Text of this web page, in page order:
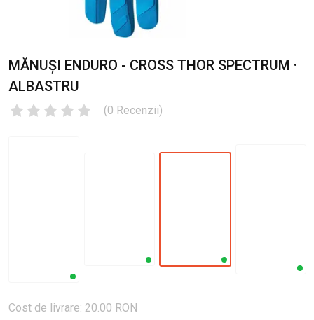
MĂNUȘI ENDURO - CROSS THOR SPECTRUM ·
ALBASTRU
(0 Recenzii)
Cost de livrare: 20.00 RON